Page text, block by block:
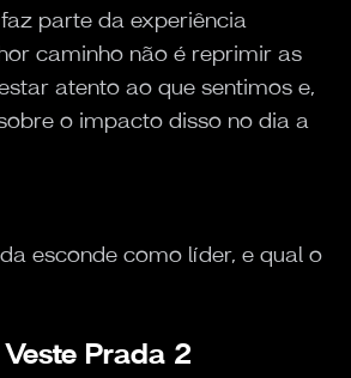
parte da experiência
caminho não é reprimir as
atento ao que sentimos e,
o impacto disso no dia a
esconde como líder, e qual o
Prada 2